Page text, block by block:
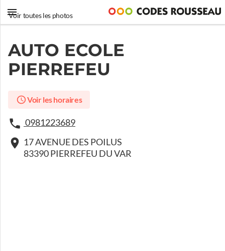
Voir toutes les photos
AUTO ECOLE
PIERREFEU
Voir les horaires
0981223689
17 AVENUE DES POILUS
83390 PIERREFEU DU VAR